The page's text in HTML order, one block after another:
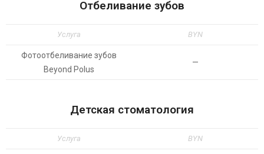
Отбеливание зубов
Услуга BYN
Фотоотбеливание зубов
Beyond Polus
—
Детская стоматология
Услуга BYN